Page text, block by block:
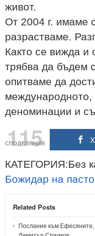
живот.
От 2004 г. имаме
разрастваме.
Както се вижда и
трябва да бъдем
опитваме да
международното,
деноминации и
115
СПОДЕЛЯНИЯ
КАТЕГОРИЯ:Без
Божидар на
Related Posts
Послание към Ефесяните,